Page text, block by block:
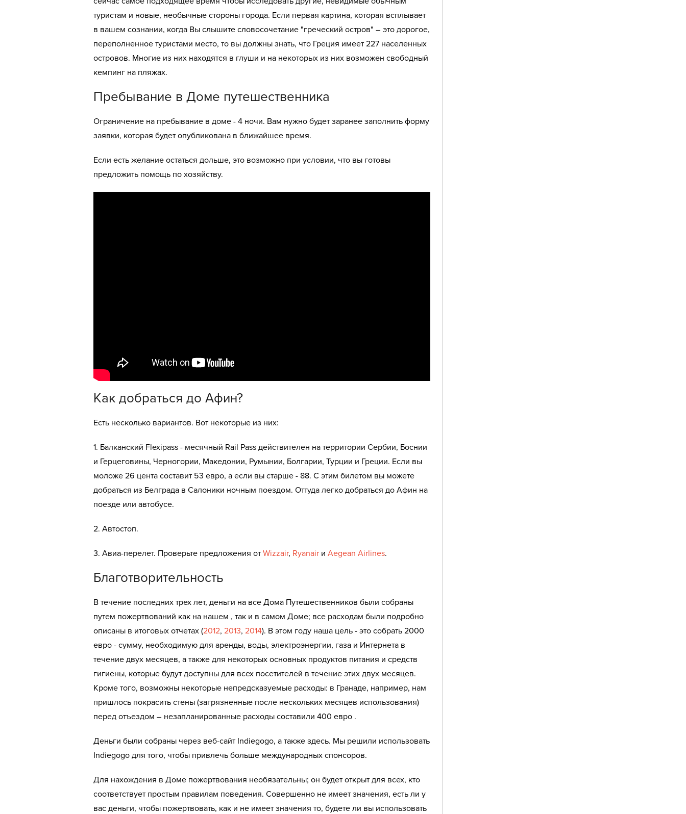
туристам и новые, необычные стороны города. Если первая картина, которая всплывает
в вашем сознании, когда Вы слышите словосочетание "греческий остров" – это дорогое,
переполненное туристами место, то вы должны знать, что Греция имеет 227 населенных
островов. Многие из них находятся в глуши и на некоторых из них возможен свободный
кемпинг на пляжах.
Пребывание в Доме путешественника
Ограничение на пребывание в доме - 4 ночи. Вам нужно будет заранее заполнить форму
заявки, которая будет опубликована в ближайшее время.
Если есть желание остаться дольше, это возможно при условии, что вы готовы
предложить помощь по хозяйству.
Как добраться до Афин?
Есть несколько вариантов. Вот некоторые из них:
1. Балканский Flexipass - месячный Rail Pass действителен на территории Сербии, Боснии
и Герцеговины, Черногории, Македонии, Румынии, Болгарии, Турции и Греции. Если вы
моложе 26 цента составит 53 евро, а если вы старше - 88. С этим билетом вы можете
добраться из Белграда в Салоники ночным поездом. Оттуда легко добраться до Афин на
поезде или автобусе.
2. Автостоп.
3. Авиа-перелет. Проверьте предложения от Wizzair, Ryanair и Aegean Airlines.
Благотворительность
В течение последних трех лет, деньги на все Дома Путешественников были собраны
путем пожертвований как на нашем , так и в самом Доме; все расходам были подробно
описаны в итоговых отчетах (2012, 2013, 2014). В этом году наша цель - это собрать 2000
евро - сумму, необходимую для аренды, воды, электроэнергии, газа и Интернета в
течение двух месяцев, а также для некоторых основных продуктов питания и средств
гигиены, которые будут доступны для всех посетителей в течение этих двух месяцев.
Кроме того, возможны некоторые непредсказуемые расходы: в Гранаде, например, нам
пришлось покрасить стены (загрязненные после нескольких месяцев использования)
перед отъездом – незапланированные расходы составили 400 евро .
Деньги были собраны через веб-сайт Indiegogo, а также здесь. Мы решили использовать
Indiegogo для того, чтобы привлечь больше международных спонсоров.
Для нахождения в Доме пожертвования необязательны; он будет открыт для всех, кто
соответствует простым правилам поведения. Совершенно не имеет значения, есть ли у
вас деньги, чтобы пожертвовать, как и не имеет значения то, будете ли вы использовать